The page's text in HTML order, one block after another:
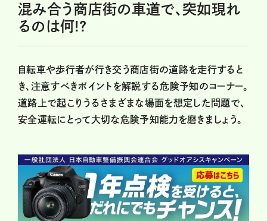
混み合う商店街の車道で、突如現れ
るのは何!?
自転車や歩行者が行き交う商店街の道路を走行すると
き、注意すべきポイントを解説する危険予知のコーナー。
道路上で起こりうるさまざまな場面を想定した問題で、
安全運転にとって大切な危険予知能力を磨きましょう。